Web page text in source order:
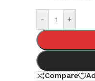
- +
Compare